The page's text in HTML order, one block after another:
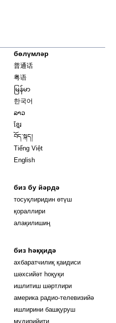
бөлүмләр
普通话
粤语
မြန်မာ
한국어
ລາວ
ខ្មែរ
བོད་སྐད།
Tiếng Việt
English
биз бу йәрдә
тосуқлиридин өтүш
қораллири
алақилишиң
window
window
window
window
биз һәққидә
ахбаратчилиқ қаидиси
шәхсийәт һоқуқи
ишлитиш шәртлири
америка радио-телевизийә
ишлирини башқуруш
мудирийити